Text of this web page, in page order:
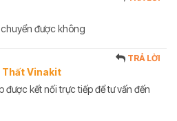
được không
Thất Vinakit
TRẢ LỜI
được kết nối trực tiếp để tư vấn đến